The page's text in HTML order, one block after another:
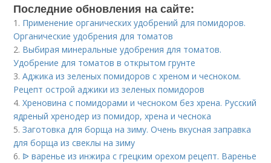
Последние обновления на сайте:
1. Применение органических удобрений для помидоров.
Органические удобрения для томатов
2. Выбирая минеральные удобрения для томатов.
Удобрение для томатов в открытом грунте
3.Аджика из зеленых помидоров с хреном и чесноком.
Рецепт острой аджики из зеленых помидоров
4.Хреновина с помидорами и чесноком без хрена. Русский
ядреный хренодер из помидор, хрена и чеснока
5.Заготовка для борща на зиму. Очень вкусная заправка
для борща из свеклы на зиму
6. ᐉ варенье из инжира с грецким орехом рецепт. Варенье